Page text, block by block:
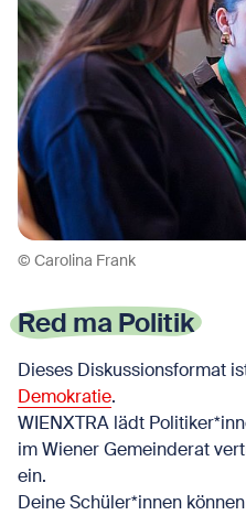
© Carolina Frank
Red ma Politik
Dieses Diskussionsformat
Demokratie.
WIENXTRA lädt
im Wiener Gemeinderat
ein.
Deine Schüler*innen